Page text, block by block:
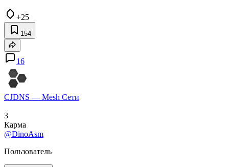
+25
154
16
CJDNS — Mesh Сети
3
Карма
@DinoAsm
Пользователь